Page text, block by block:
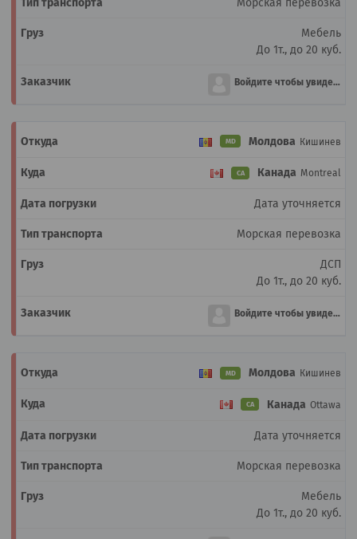
Мебель
До 1т., до 20 куб.
Войдите чтобы увидеть
MD Молдова Кишинев
CA Канада Montreal
Дата уточняется
Морская перевозка
ДСП
До 1т., до 20 куб.
Войдите чтобы увидеть
MD Молдова Кишинев
CA Канада Ottawa
Дата уточняется
Морская перевозка
Мебель
До 1т., до 20 куб.